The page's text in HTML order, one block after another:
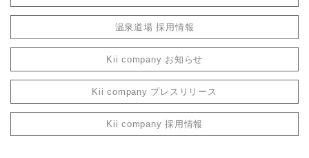
温泉道場 採用情報
Kii company お知らせ
Kii company プレスリリース
Kii company 採用情報